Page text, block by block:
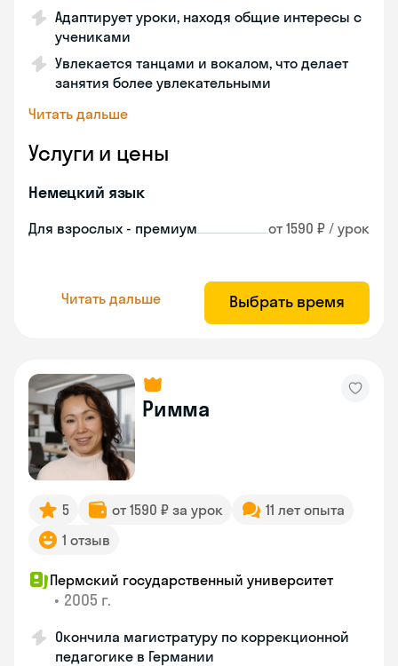
Адаптирует уроки, находя общие интересы с
учениками
Увлекается танцами и вокалом, что делает
занятия более увлекательными
Читать дальше
Услуги и цены
Немецкий язык
Для взрослых - премиум от 1590 ₽ / урок
Читать дальше Выбрать время
Римма
5 от 1590 ₽ за урок
11 лет опыта
1 отзыв
Пермский государственный университет
• 2005 г.
Окончила магистратуру по коррекционной
педагогике в Германии